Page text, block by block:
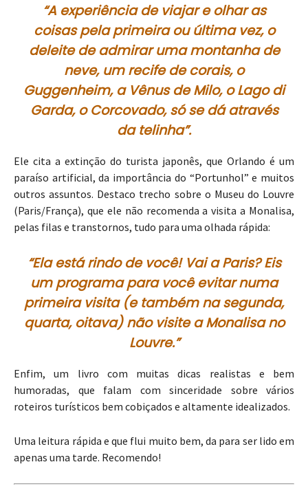
“A experiência de viajar e olhar as
coisas pela primeira ou última vez, o
deleite de admirar uma montanha de
neve, um recife de corais, o
Guggenheim, a Vênus de Milo, o Lago di
Garda, o Corcovado, só se dá através
da telinha”.
Ele cita a extinção do turista japonês, que Orlando é um
paraíso artificial, da importância do “Portunhol” e muitos
outros assuntos. Destaco trecho sobre o Museu do Louvre
(Paris/França), que ele não recomenda a visita a Monalisa,
pelas filas e transtornos, tudo para uma olhada rápida:
“Ela está rindo de você! Vai a Paris? Eis
um programa para você evitar numa
primeira visita (e também na segunda,
quarta, oitava) não visite a Monalisa no
Louvre.”
Enfim, um livro com muitas dicas realistas e bem
humoradas, que falam com sinceridade sobre vários
roteiros turísticos bem cobiçados e altamente idealizados.
Uma leitura rápida e que flui muito bem, da para ser lido em
apenas uma tarde. Recomendo!